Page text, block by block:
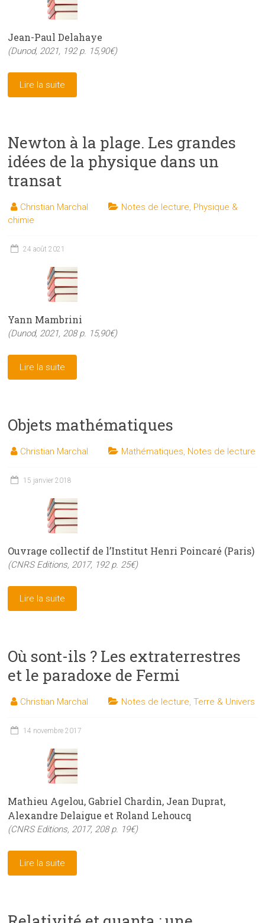
Jean-Paul Delahaye
(Dunod, 2021, 192 p. 15,90€)
Lire la suite
Newton à la plage. Les grandes
idées de la physique dans un
transat
Christian Marchal Notes de lecture, Physique &
chimie
24 août 2021
Yann Mambrini
(Dunod, 2021, 208 p. 15,90€)
Lire la suite
Objets mathématiques
Christian Marchal Mathématiques, Notes de lecture
15 janvier 2018
Ouvrage collectif de l’Institut Henri Poincaré (Paris)
(CNRS Editions, 2017, 192 p. 25€)
Lire la suite
Où sont-ils ? Les extraterrestres
et le paradoxe de Fermi
Christian Marchal Notes de lecture,Terre & Univers
14 novembre 2017
Mathieu Agelou, Gabriel Chardin, Jean Duprat,
Alexandre Delaigue et Roland Lehoucq
(CNRS Editions, 2017, 208 p. 19€)
Lire la suite